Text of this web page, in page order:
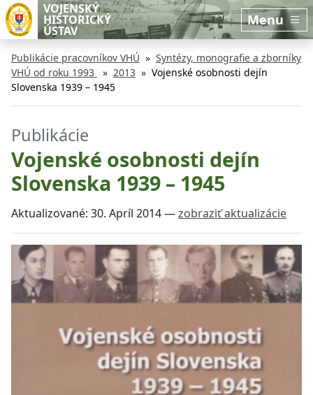
Preskočiť na hlavný obsah
Preskočiť na bočnú lištu
VOJENSKÝ
HISTORICKÝ
ÚSTAV
Menu
Publikácie pracovníkov VHÚ
Syntézy, monografie a zborníky
VHÚ od roku 1993
2013
Vojenské osobnosti dejín
Slovenska 1939 – 1945
Publikácie
Vojenské osobnosti dejín
Slovenska 1939 – 1945
Aktualizované: 30. Apríl 2014—zobraziť aktualizácie